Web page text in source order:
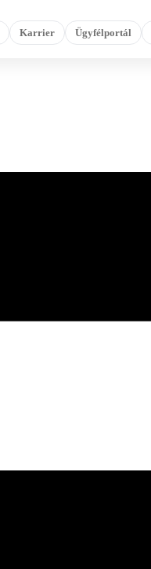
Karrier Ügyfélportál